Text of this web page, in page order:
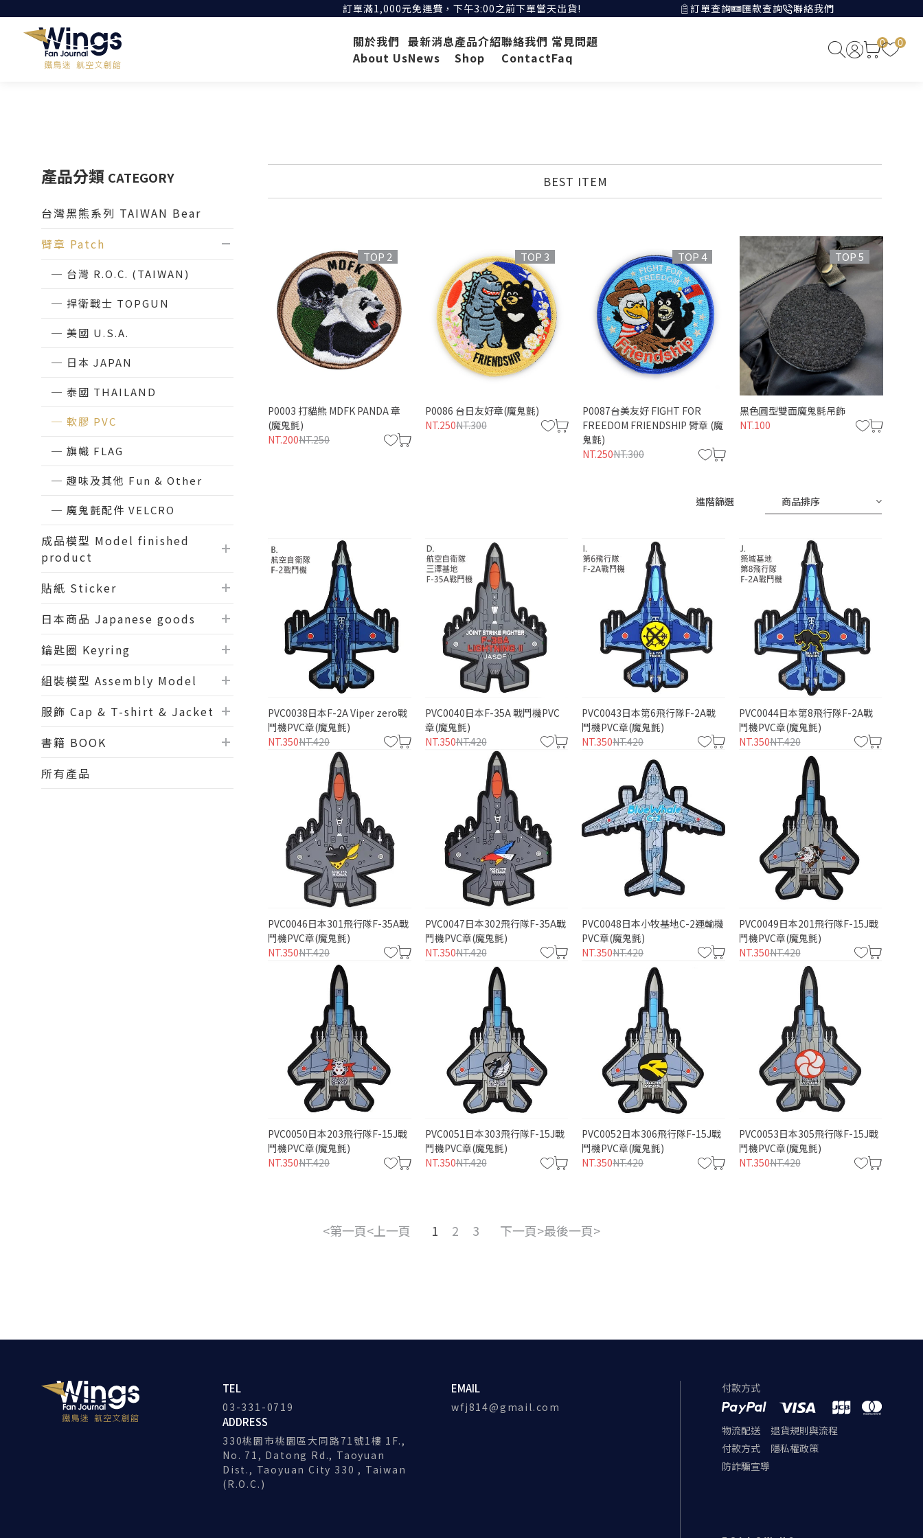
訂單滿1,000元免運費，下午3:00之前下單當天出貨! 訂單查詢 匯款查詢 聯絡我們
關於我們
About Us
最新消息
News
產品介紹
Shop
聯絡我們
Contact
常見問題
Faq
0 0
產品分類 CATEGORY
台灣黑熊系列 TAIWAN Bear
臂章 Patch
台灣 R.O.C. (TAIWAN)
捍衛戰士 TOPGUN
美國 U.S.A.
日本 JAPAN
泰國 THAILAND
軟膠 PVC
旗幟 FLAG
趣味及其他 Fun & Other
魔鬼氈配件 VELCRO
成品模型 Model finished
product
貼紙 Sticker
日本商品 Japanese goods
鑰匙圈 Keyring
組裝模型 Assembly Model
服飾 Cap & T-shirt & Jacket
書籍 BOOK
所有產品
BEST ITEM
魔鬼氈吊飾
P0001台灣黑熊士氣臂章
Scramble! WE ARE OPEN 24/7
(粉紅版)(魔鬼氈)
NT.200
P0003 打貓熊 MDFK PANDA 章
(魔鬼氈)
NT.200NT.250
P0086 台日友好章(魔鬼氈)
NT.250NT.300
P0087台美友好 FIGHT FOR
FREEDOM FRIENDSHIP 臂章 (魔
鬼氈)
NT.250NT.300
黑色圓型雙面魔鬼氈吊飾
NT.100
進階篩選 商品排序
PVC0038日本F-2A Viper zero戰
鬥機PVC章(魔鬼氈)
NT.350NT.420
PVC0040日本F-35A 戰鬥機PVC
章(魔鬼氈)
NT.350NT.420
PVC0043日本第6飛行隊F-2A戰
鬥機PVC章(魔鬼氈)
NT.350NT.420
PVC0044日本第8飛行隊F-2A戰
鬥機PVC章(魔鬼氈)
NT.350NT.420
PVC0046日本301飛行隊F-35A戰
鬥機PVC章(魔鬼氈)
NT.350NT.420
PVC0047日本302飛行隊F-35A戰
鬥機PVC章(魔鬼氈)
NT.350NT.420
PVC0048日本小牧基地C-2運輸機
PVC章(魔鬼氈)
NT.350NT.420
PVC0049日本201飛行隊F-15J戰
鬥機PVC章(魔鬼氈)
NT.350NT.420
PVC0050日本203飛行隊F-15J戰
鬥機PVC章(魔鬼氈)
NT.350NT.420
PVC0051日本303飛行隊F-15J戰
鬥機PVC章(魔鬼氈)
NT.350NT.420
PVC0052日本306飛行隊F-15J戰
鬥機PVC章(魔鬼氈)
NT.350NT.420
PVC0053日本305飛行隊F-15J戰
鬥機PVC章(魔鬼氈)
NT.350NT.420
第一頁 上一頁 1 2 3 下一頁 最後一頁
TEL
03-331-0719
EMAIL
wfj814@gmail.com
ADDRESS
330桃園市桃園區大同路71號1樓 1F.,
No. 71, Datong Rd., Taoyuan
Dist., Taoyuan City 330 , Taiwan
(R.O.C.)
付款方式
物流配送
退貨規則與流程
付款方式
隱私權政策
防詐騙宣導